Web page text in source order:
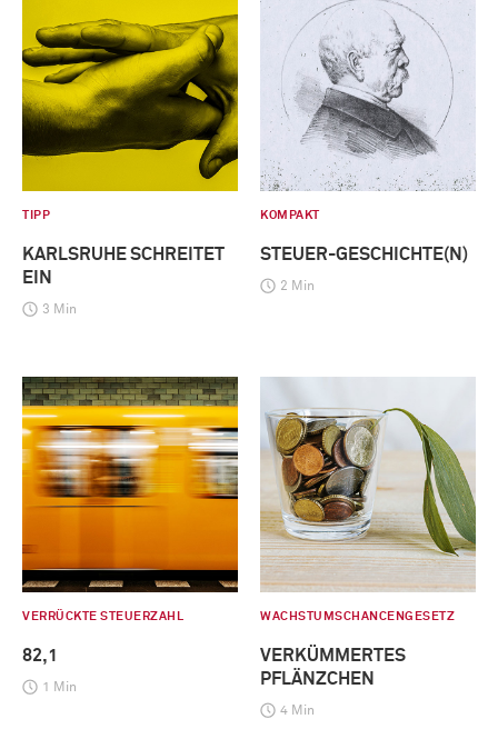
TIPP
KARLSRUHE SCHREITET
EIN
3 Min
KOMPAKT
STEUER-GESCHICHTE(N)
2 Min
VERRÜCKTE STEUERZAHL
82,1
1 Min
WACHSTUMSCHANCENGESETZ
VERKÜMMERTES
PFLÄNZCHEN
4 Min